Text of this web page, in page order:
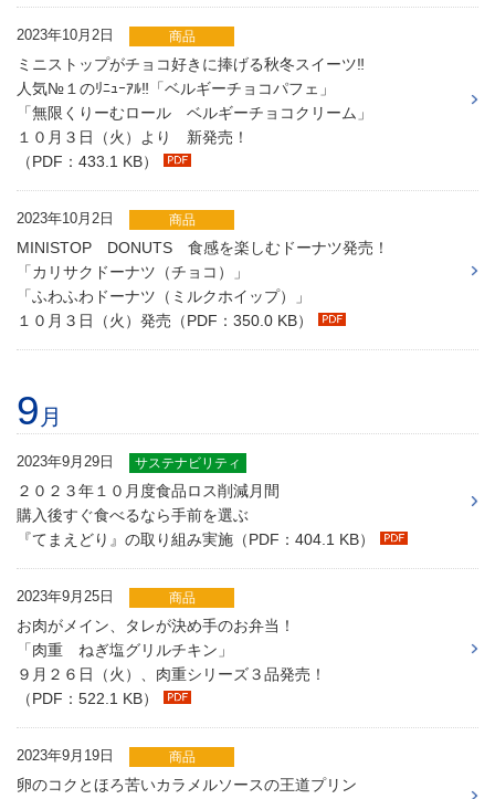
2023年10月2日 商品
ミニストップがチョコ好きに捧げる秋冬スイーツ‼
人気№１のﾘﾆｭｰｱﾙ‼「ベルギーチョコパフェ」
「無限くりーむロール ベルギーチョコクリーム」
１０月３日（火）より 新発売！
（PDF：433.1 KB）
2023年10月2日 商品
MINISTOP DONUTS 食感を楽しむドーナツ発売！
「カリサクドーナツ（チョコ）」
「ふわふわドーナツ（ミルクホイップ）」
１０月３日（火）発売（PDF：350.0 KB）
9 月
2023年9月29日 サステナビリティ
２０２３年１０月度食品ロス削減月間
購入後すぐ食べるなら手前を選ぶ
『てまえどり』の取り組み実施（PDF：404.1 KB）
2023年9月25日 商品
お肉がメイン、タレが決め手のお弁当！
「肉重 ねぎ塩グリルチキン」
９月２６日（火）、肉重シリーズ３品発売！
（PDF：522.1 KB）
2023年9月19日 商品
卵のコクとほろ苦いカラメルソースの王道プリン